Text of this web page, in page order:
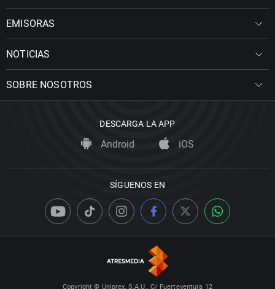
EMISORAS
NOTICIAS
SOBRE NOSOTROS
DESCARGA LA APP
Android iOS
SÍGUENOS EN
Copyright © Uniprex, S.A.U., C/ Fuerteventura 12